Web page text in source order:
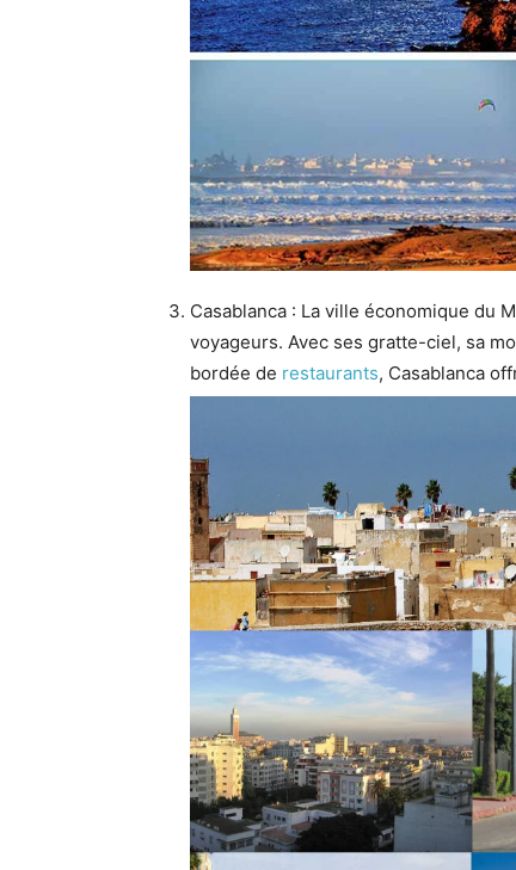
Casablanca : La ville économique du
voyageurs. Avec ses gratte-ciel, sa
bordée de restaurants, Casablanca